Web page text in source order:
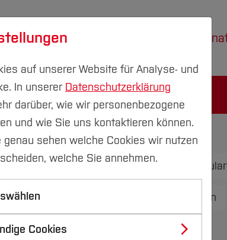
& Transfer
Mein Formular
User übernehmen Double Opt In
auf unserer Website für Analyse- und
In unserer Datenschutzerklärung
darüber, wie wir personenbezogene
und wie Sie uns kontaktieren können.
genau sehen welche Cookies wir nutzen
welche Sie annehmen.
Cookies